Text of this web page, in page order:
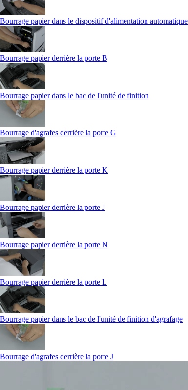
Bourrage papier dans le dispositif d'alimentation automatique
Bourrage papier derrière la porte B
Bourrage papier dans le bac de l'unité de finition
Bourrage d'agrafes derrière la porte G
Bourrage papier derrière la porte K
Bourrage papier derrière la porte J
Bourrage papier derrière la porte N
Bourrage papier derrière la porte L
Bourrage papier dans le bac de l'unité de finition d'agrafage
Bourrage d'agrafes derrière la porte J